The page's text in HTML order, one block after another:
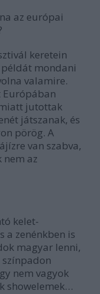
az európai
keretein
mondani
valamire.
Európában
jutottak
játszanak, és
pörög. A
van szabva,
nem az
kelet-
a zenénkben is
magyar lenni,
nem vagyok
showelemek…